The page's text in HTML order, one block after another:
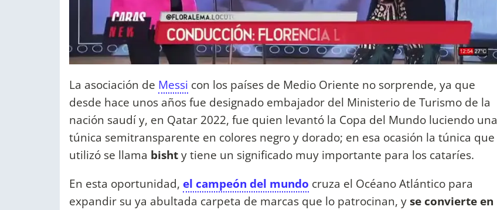
La asociación de Messi con los países de Medio Oriente no sorprende, ya que
desde hace unos años fue designado embajador del Ministerio de Turismo de la
nación saudí y, en Qatar 2022, fue quien levantó la Copa del Mundo luciendo una
túnica semitransparente en colores negro y dorado; en esa ocasión la túnica que
utilizó se llama bishty tiene un significado muy importante para los cataríes.
En esta oportunidad, el campeón del mundo cruza el Océano Atlántico para
expandir su ya abultada carpeta de marcas que lo patrocinan, yse convierte en